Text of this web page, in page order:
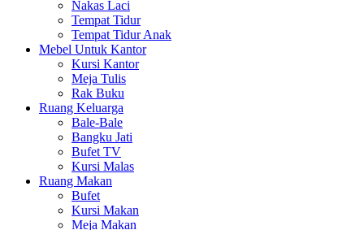
Nakas Laci
Tempat Tidur
Tempat Tidur Anak
Mebel Untuk Kantor
Kursi Kantor
Meja Tulis
Rak Buku
Ruang Keluarga
Bale-Bale
Bangku Jati
Bufet TV
Kursi Malas
Ruang Makan
Bufet
Kursi Makan
Meja Makan